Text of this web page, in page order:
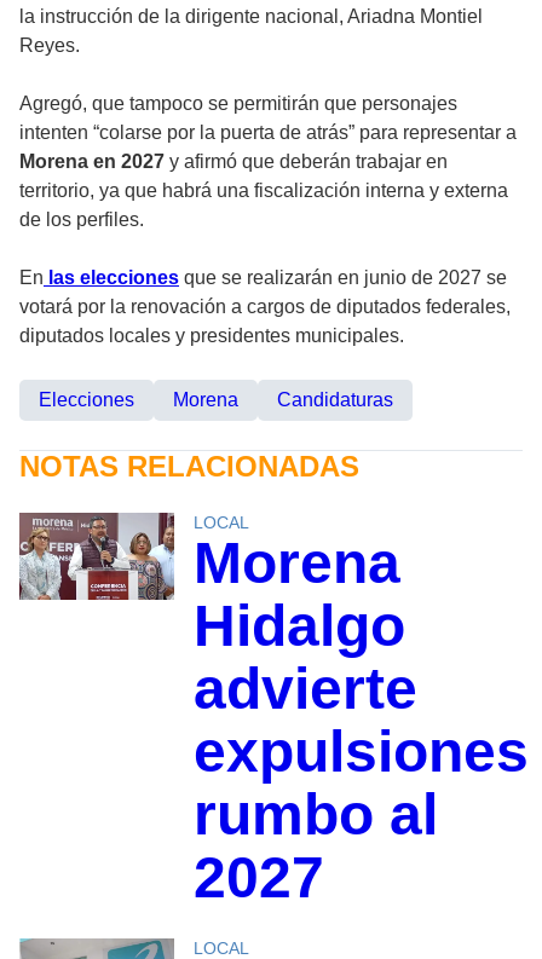
la instrucción de la dirigente nacional, Ariadna Montiel
Reyes.
Agregó, que tampoco se permitirán que personajes
intenten “colarse por la puerta de atrás” para representar a
Morena en 2027 y afirmó que deberán trabajar en
territorio, ya que habrá una fiscalización interna y externa
de los perfiles.
En las elecciones que se realizarán en junio de 2027 se
votará por la renovación a cargos de diputados federales,
diputados locales y presidentes municipales.
Elecciones Morena Candidaturas
NOTAS RELACIONADAS
LOCAL
Morena
Hidalgo
advierte
expulsiones
rumbo al
2027
LOCAL